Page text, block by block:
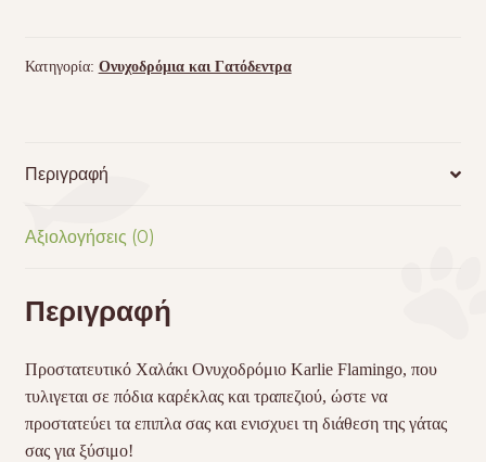
ποσότητα
Κατηγορία: Ονυχοδρόμια και Γατόδεντρα
Περιγραφή
Αξιολογήσεις (0)
Περιγραφή
Προστατευτικό Χαλάκι Ονυχοδρόμιο Karlie Flamingo, που
τυλιγεται σε πόδια καρέκλας και τραπεζιού, ώστε να
προστατεύει τα επιπλα σας και ενισχυει τη διάθεση της γάτας
σας για ξύσιμο!